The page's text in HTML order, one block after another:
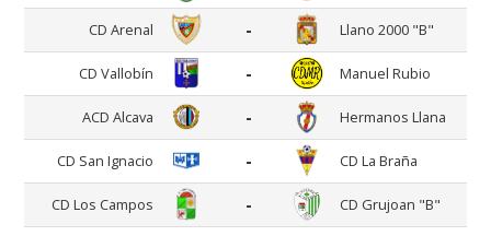
CD Arenal - Llano 2000 "B"
CD Vallobín - Manuel Rubio
ACD Alcava - Hermanos Llana
CD San Ignacio - CD La Braña
CD Los Campos - CD Grujoan "B"